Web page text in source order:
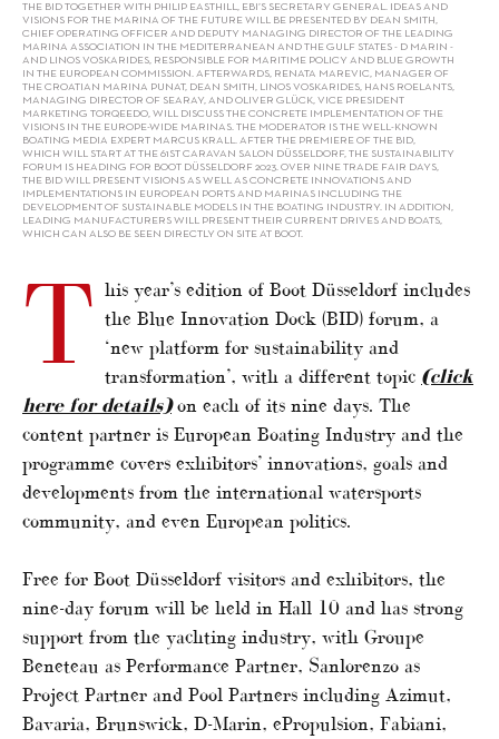
HE BID TOGETHER WITH PHILIP EASTHILL, EBI’S SECRETARY GENERAL. IDEAS AND V
ISIONS FOR THE MARINA OF THE FUTURE WILL BE PRESENTED BY DEAN SMITH, C
HIEF OPERATING OFFICER AND DEPUTY MANAGING DIRECTOR OF THE LEADING M
ARINA ASSOCIATION IN THE MEDITERRANEAN AND THE GULF STATES - D MARIN - A
ND LINOS VOSKARIDES, RESPONSIBLE FOR MARITIME POLICY AND BLUE GROWTH I
N THE EUROPEAN COMMISSION. AFTERWARDS, RENATA MAREVIC, MANAGER OF T
HE CROATIAN MARINA PUNAT, DEAN SMITH, LINOS VOSKARIDES, HANS ROELANTS, M
ANAGING DIRECTOR OF SEARAY, AND OLIVER GLÜCK, VICE PRESIDENT M
ARKETING TORQEEDO, WILL DISCUSS THE CONCRETE IMPLEMENTATION OF THE V
ISIONS IN THE EUROPE-WIDE MARINAS. THE MODERATOR IS THE WELL-KNOWN B
OATING MEDIA EXPERT MARCUS KRALL. AFTER THE PREMIERE OF THE BID, W
HICH WILL START AT THE 61ST CARAVAN SALON DÜSSELDORF, THE SUSTAINABILITY F
ORUM IS HEADING FOR BOOT DÜSSELDORF 2023. OVER NINE TRADE FAIR DAYS, T
HE BID WILL PRESENT VISIONS AS WELL AS CONCRETE INNOVATIONS AND I
MPLEMENTATIONS IN EUROPEAN PORTS AND MARINAS INCLUDING THE D
EVELOPMENT OF SUSTAINABLE MODELS IN THE BOATING INDUSTRY. IN ADDITION, L
EADING MANUFACTURERS WILL PRESENT THEIR CURRENT DRIVES AND BOATS, W
HICH CAN ALSO BE SEEN DIRECTLY ON SITE AT BOOT.
T his year’s edition of Boot Düsseldorf includes
the Blue Innovation Dock (BID) forum, a
‘new platform for sustainability and
transformation’, with a different topic (click
here for details)on each of its nine days. The
content partner is European Boating Industry and the
programme covers exhibitors’ innovations, goals and
developments from the international watersports
community, and even European politics.
Free for Boot Düsseldorf visitors and exhibitors, the
nine-day forum will be held in Hall 10 and has strong
support from the yachting industry, with Groupe
Beneteau as Performance Partner, Sanlorenzo as
Project Partner and Pool Partners including Azimut,
Bavaria, Brunswick, D-Marin, ePropulsion, Fabiani,